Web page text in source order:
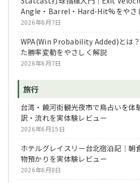
Angle・Barrel・Hard-Hit%をやさ
2026年6月7日
WPA(Win Probability Added)とは
た勝率変動をやさしく解説
2026年6月7日
旅行
台湾・饒河街観光夜市で鳥占いを体
訳・流れを実体験レビュー
2026年6月15日
ホテルグレイスリー台北宿泊記｜朝
物預かりを実体験レビュー
2026年6月8日